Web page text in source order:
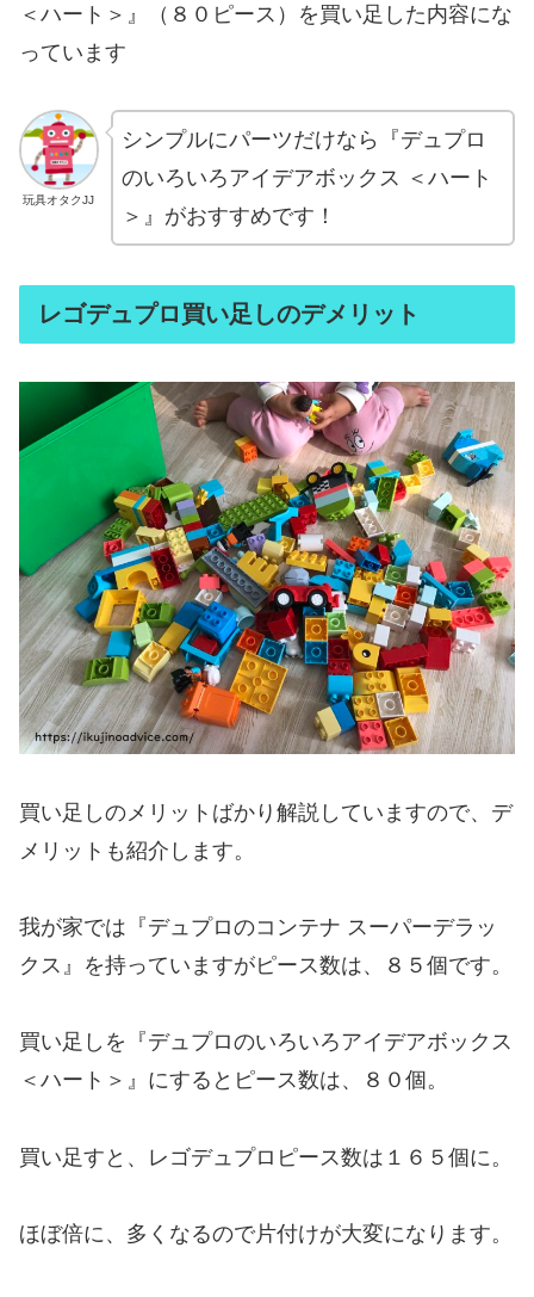
＜ハート＞』（８０ピース）を買い足した内容にな
っています
玩具オタクJJ
シンプルにパーツだけなら『デュプロ
のいろいろアイデアボックス ＜ハート
＞』がおすすめです！
レゴデュプロ買い足しのデメリット
買い足しのメリットばかり解説していますので、デ
メリットも紹介します。
我が家では『デュプロのコンテナ スーパーデラッ
クス』を持っていますがピース数は、８５個です。
買い足しを『デュプロのいろいろアイデアボックス
＜ハート＞』にするとピース数は、８０個。
買い足すと、レゴデュプロピース数は１６５個に。
ほぼ倍に、多くなるので片付けが大変になります。